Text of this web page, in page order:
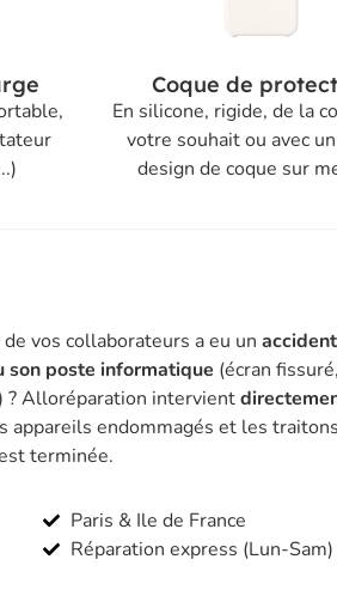
Coque de
En silicone, rigide, de la
votre souhait ou avec
design de coque sur
de vos collaborateurs a eu un
son poste informatique (écran
? Alloréparation intervient
appareils endommagés et les
terminée.
Paris & Ile de France
Réparation express (Lun-Sam)